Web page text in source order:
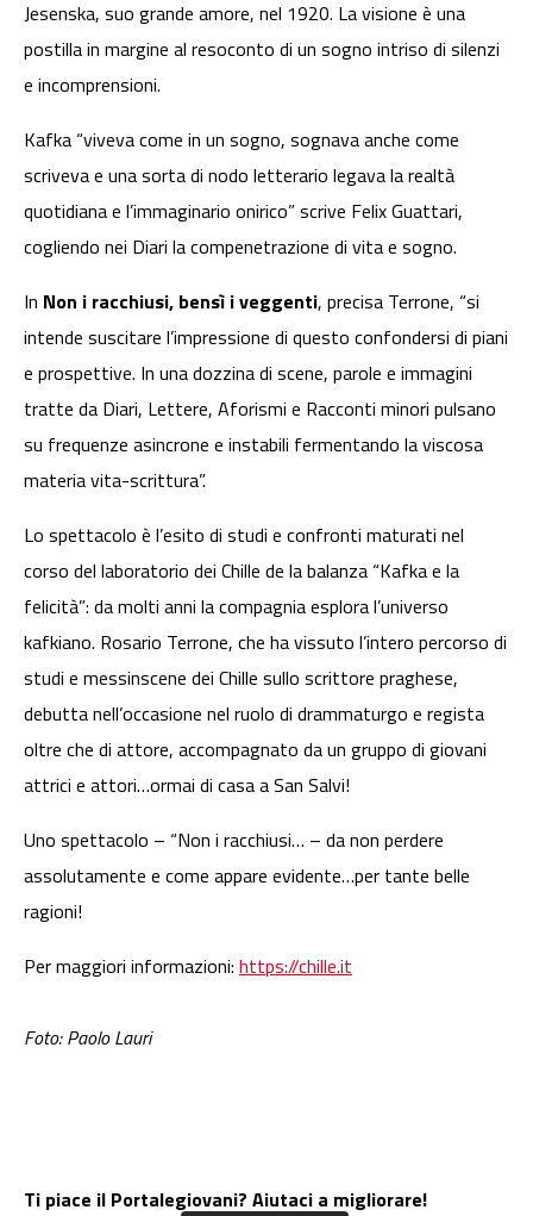
Jesenska, suo grande amore, nel 1920. La visione è una
postilla in margine al resoconto di un sogno intriso di silenzi
e incomprensioni.
Kafka “viveva come in un sogno, sognava anche come
scriveva e una sorta di nodo letterario legava la realtà
quotidiana e l’immaginario onirico” scrive Felix Guattari,
cogliendo nei Diari la compenetrazione di vita e sogno.
In Non i racchiusi, bensì i veggenti, precisa Terrone, “si
intende suscitare l’impressione di questo confondersi di piani
e prospettive. In una dozzina di scene, parole e immagini
tratte da Diari, Lettere, Aforismi e Racconti minori pulsano
su frequenze asincrone e instabili fermentando la viscosa
materia vita-scrittura”.
Lo spettacolo è l’esito di studi e confronti maturati nel
corso del laboratorio dei Chille de la balanza “Kafka e la
felicità”: da molti anni la compagnia esplora l’universo
kafkiano. Rosario Terrone, che ha vissuto l’intero percorso di
studi e messinscene dei Chille sullo scrittore praghese,
debutta nell’occasione nel ruolo di drammaturgo e regista
oltre che di attore, accompagnato da un gruppo di giovani
attrici e attori…ormai di casa a San Salvi!
Uno spettacolo – “Non i racchiusi… – da non perdere
assolutamente e come appare evidente…per tante belle
ragioni!
Per maggiori informazioni: https://chille.it
Foto: Paolo Lauri
Ti piace il Portalegiovani? Aiutaci a migliorare!